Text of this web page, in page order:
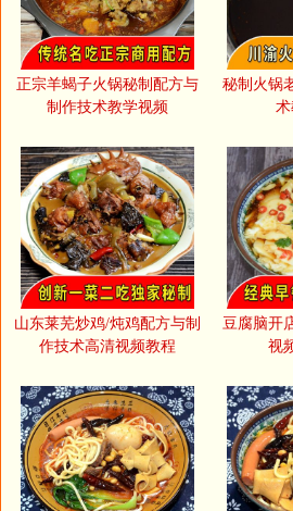
正宗羊蝎子火锅秘制配方与
制作技术教学视频
秘制火锅
山东莱芜炒鸡/炖鸡配方与制
作技术高清视频教程
豆腐脑开
视